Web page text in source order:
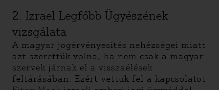
2. Izrael Legfőbb Ügyészének
vizsgálata
A magyar jogérvényesítés nehézségei miatt
azt szerettük volna, ha nem csak a magyar
szervek járnak el a visszaélések
feltárásában. Ezért vettük fel a kapcsolatot